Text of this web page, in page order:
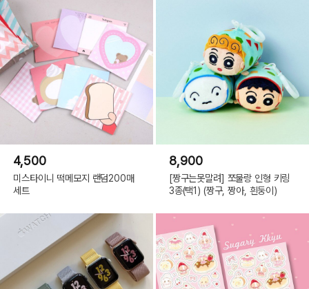
4,500
미스타이니 떡메모지 랜덤200매
세트
8,900
[짱구는못말려] 쪼물랑 인형 키링
3종(택1) (짱구, 짱아, 흰둥이)